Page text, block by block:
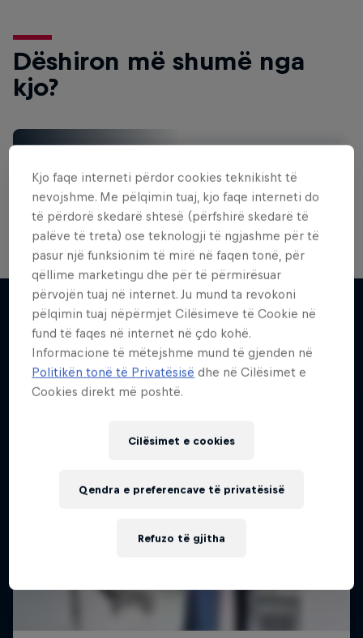
Dëshiron më shumë nga
kjo?
Welcome to the Surf Hub, where you will find a rip-
roaring collection of surf films, shows and …
Më shumë si kjo
Kjo faqe interneti përdor cookies teknikisht të
nevojshme. Me pëlqimin tuaj, kjo faqe interneti do
të përdorë skedarë shtesë (përfshirë skedarë të
palëve të treta) ose teknologji të ngjashme për të
pasur një funksionim të mirë në faqen tonë, për
qëllime marketingu dhe për të përmirësuar
përvojën tuaj në internet. Ju mund ta revokoni
pëlqimin tuaj nëpërmjet Cilësimeve të Cookie në
fund të faqes në internet në çdo kohë.
Informacione të mëtejshme mund të gjenden në
Politikën tonë të Privatësisë dhe në Cilësimet e
Cookies direkt më poshtë.
Cilësimet e cookies
Refuzo të gjitha
Qendra e preferencave të privatësisë